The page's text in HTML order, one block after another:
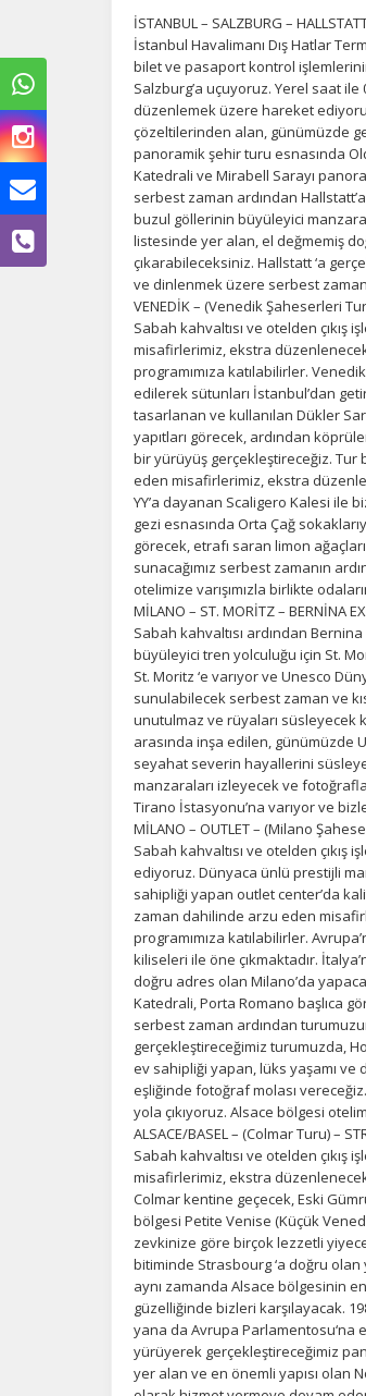
İSTANBUL – SALZBURG –
İstanbul Havalimanı Dış Hatlar
bilet ve pasaport kontrol
Salzburg’a uçuyoruz. Yerel saat ile
düzenlemek üzere hareket
çözeltilerinden alan, günümüzde
panoramik şehir turu esnasında
Katedrali ve Mirabell Sarayı
serbest zaman ardından
buzul göllerinin büyüleyici
listesinde yer alan, el değmemiş
çıkarabileceksiniz. Hallstatt ‘a
ve dinlenmek üzere serbest
VENEDİK – (Venedik Şaheserleri
Sabah kahvaltısı ve otelden çıkış
misafirlerimiz, ekstra
programımıza katılabilirler.
edilerek sütunları İstanbul’dan
tasarlanan ve kullanılan Dükler
yapıtları görecek, ardından
bir yürüyüş gerçekleştireceğiz.
eden misafirlerimiz, ekstra
YY’a dayanan Scaligero Kalesi ile
gezi esnasında Orta Çağ
görecek, etrafı saran limon
sunacağımız serbest zamanın
otelimize varışımızla birlikte
MİLANO – ST. MORİTZ – BERNİNA
Sabah kahvaltısı ardından
büyüleyici tren yolculuğu için St.
St. Moritz ‘e varıyor ve Unesco
sunulabilecek serbest zaman ve
unutulmaz ve rüyaları süsleyecek
arasında inşa edilen, günümüzde
seyahat severin hayallerini
manzaraları izleyecek ve
Tirano İstasyonu’na varıyor ve
MİLANO – OUTLET – (Milano
Sabah kahvaltısı ve otelden
ediyoruz. Dünyaca ünlü prestijli
sahipliği yapan outlet center’da
zaman dahilinde arzu eden
programımıza katılabilirler.
kiliseleri ile öne çıkmaktadır.
doğru adres olan Milano’da
Katedrali, Porta Romano başlıca
serbest zaman ardından
gerçekleştireceğimiz turumuzda,
ev sahipliği yapan, lüks yaşamı ve
eşliğinde fotoğraf molası
yola çıkıyoruz. Alsace bölgesi
ALSACE/BASEL – (Colmar Turu) –
Sabah kahvaltısı ve otelden
misafirlerimiz, ekstra
Colmar kentine geçecek, Eski
bölgesi Petite Venise (Küçük
zevkinize göre birçok lezzetli
bitiminde Strasbourg ‘a doğru
aynı zamanda Alsace bölgesinin
güzelliğinde bizleri karşılayacak.
yana da Avrupa Parlamentosu‘na
yürüyerek gerçekleştireceğimiz
yer alan ve en önemli yapısı olan